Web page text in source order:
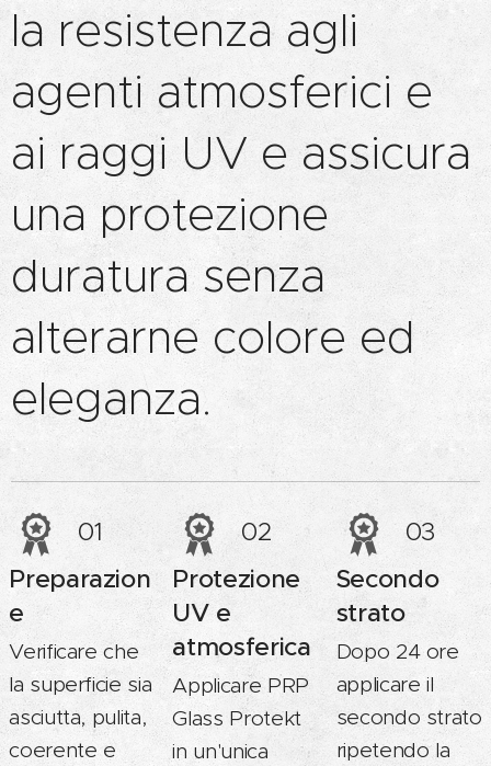
la resistenza agli
agenti atmosferici e
ai raggi UV e assicura
una protezione
duratura senza
alterarne colore ed
eleganza.
01
Preparazion
e
Verificare che
la superficie sia
asciutta, pulita,
coerente e
02
Protezione
UV e
atmosferica
Applicare PRP
Glass Protekt
in un'unica
03
Secondo
strato
Dopo 24 ore
applicare il
secondo strato
ripetendo la